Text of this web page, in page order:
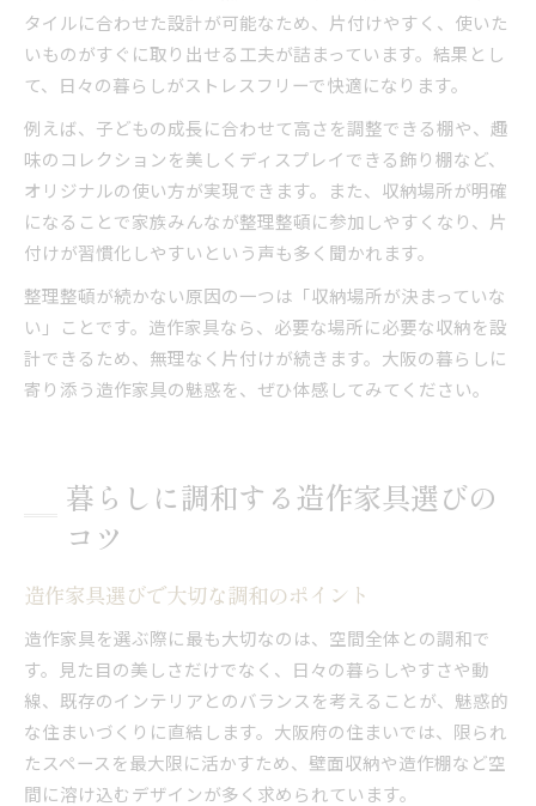
タイルに合わせた設計が可能なため、片付けやすく、使いた
いものがすぐに取り出せる工夫が詰まっています。結果とし
て、日々の暮らしがストレスフリーで快適になります。
例えば、子どもの成長に合わせて高さを調整できる棚や、趣
味のコレクションを美しくディスプレイできる飾り棚など、
オリジナルの使い方が実現できます。また、収納場所が明確
になることで家族みんなが整理整頓に参加しやすくなり、片
付けが習慣化しやすいという声も多く聞かれます。
整理整頓が続かない原因の一つは「収納場所が決まっていな
い」ことです。造作家具なら、必要な場所に必要な収納を設
計できるため、無理なく片付けが続きます。大阪の暮らしに
寄り添う造作家具の魅惑を、ぜひ体感してみてください。
暮らしに調和する造作家具選びの
コツ
造作家具選びで大切な調和のポイント
造作家具を選ぶ際に最も大切なのは、空間全体との調和で
す。見た目の美しさだけでなく、日々の暮らしやすさや動
線、既存のインテリアとのバランスを考えることが、魅惑的
な住まいづくりに直結します。大阪府の住まいでは、限られ
たスペースを最大限に活かすため、壁面収納や造作棚など空
間に溶け込むデザインが多く求められています。